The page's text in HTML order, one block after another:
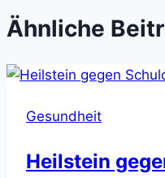
Ähnliche
Gesundheit
Heilstein